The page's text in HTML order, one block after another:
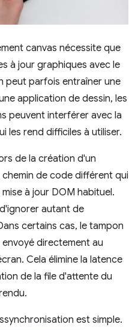
canvas nécessite que
à jour graphiques avec le
peut parfois entraîner une
application de dessin, les
peuvent interférer avec la
les rend difficiles à utiliser.
de la création d'un
chemin de code différent qui
à jour DOM habituel.
autant de
certains cas, le tampon
directement au
Cela élimine la latence
de la file d'attente du
est simple.